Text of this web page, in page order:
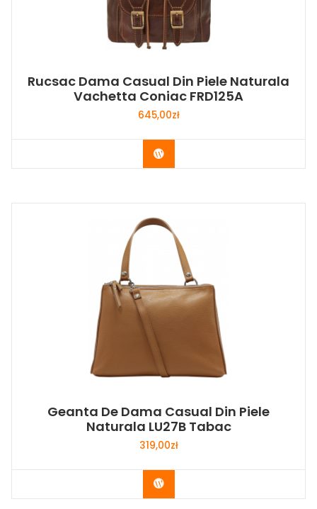
Rucsac Dama Casual Din Piele Naturala
Vachetta Coniac FRD125A
645,00zł
Buy Now
Geanta De Dama Casual Din Piele
Naturala LU27B Tabac
319,00zł
Buy Now